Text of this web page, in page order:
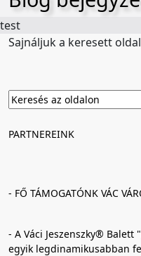
test
Sajnáljuk a keresett
PARTNEREINK
- FŐ TÁMOGATÓNK VÁC
- A Váci Jeszenszky® Balett
egyik legdinamikusabban